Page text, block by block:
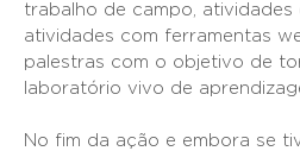
trabalho de campo, atividades
atividades com ferramentas
palestras com o objetivo de
laboratório vivo de
No fim da ação e embora se